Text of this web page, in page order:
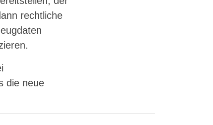
rechtliche
die neue